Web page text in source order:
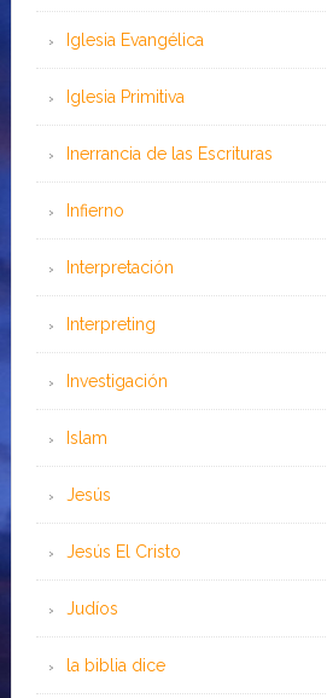
Iglesia Evangélica
Iglesia Primitiva
Inerrancia de las Escrituras
Infierno
Interpretación
Interpreting
Investigación
Islam
Jesús
Jesús El Cristo
Judíos
la biblia dice